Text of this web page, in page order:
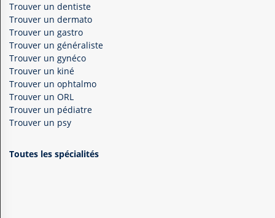
Trouver un dentiste
Trouver un dermato
Trouver un gastro
Trouver un généraliste
Trouver un gynéco
Trouver un kiné
Trouver un ophtalmo
Trouver un ORL
Trouver un pédiatre
Trouver un psy
Toutes les spécialités